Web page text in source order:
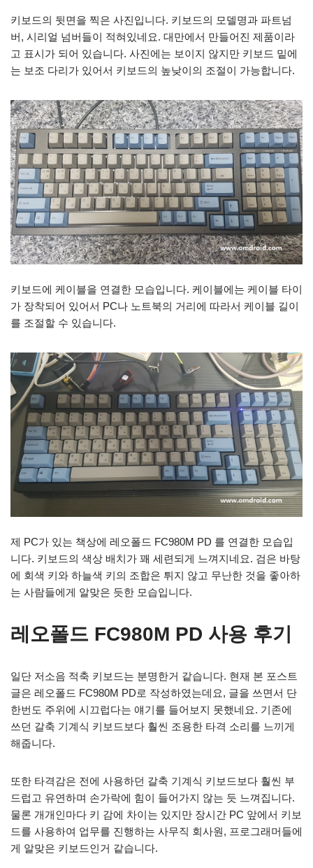
키보드의 뒷면을 찍은 사진입니다. 키보드의 모델명과 파트넘
버, 시리얼 넘버들이 적혀있네요. 대만에서 만들어진 제품이라
고 표시가 되어 있습니다. 사진에는 보이지 않지만 키보드 밑에
는 보조 다리가 있어서 키보드의 높낮이의 조절이 가능합니다.
키보드에 케이블을 연결한 모습입니다. 케이블에는 케이블 타이
가 장착되어 있어서 PC나 노트북의 거리에 따라서 케이블 길이
를 조절할 수 있습니다.
제 PC가 있는 책상에 레오폴드 FC980M PD 를 연결한 모습입
니다. 키보드의 색상 배치가 꽤 세련되게 느껴지네요. 검은 바탕
에 회색 키와 하늘색 키의 조합은 튀지 않고 무난한 것을 좋아하
는 사람들에게 알맞은 듯한 모습입니다.
레오폴드 FC980M PD 사용 후기
일단 저소음 적축 키보드는 분명한거 같습니다. 현재 본 포스트
글은 레오폴드 FC980M PD로 작성하였는데요, 글을 쓰면서 단
한번도 주위에 시끄럽다는 얘기를 들어보지 못했네요. 기존에
쓰던 갈축 기계식 키보드보다 훨씬 조용한 타격 소리를 느끼게
해줍니다.
또한 타격감은 전에 사용하던 갈축 기계식 키보드보다 훨씬 부
드럽고 유연하며 손가락에 힘이 들어가지 않는 듯 느껴집니다.
물론 개개인마다 키 감에 차이는 있지만 장시간 PC 앞에서 키보
드를 사용하여 업무를 진행하는 사무직 회사원, 프로그래머들에
게 알맞은 키보드인거 같습니다.